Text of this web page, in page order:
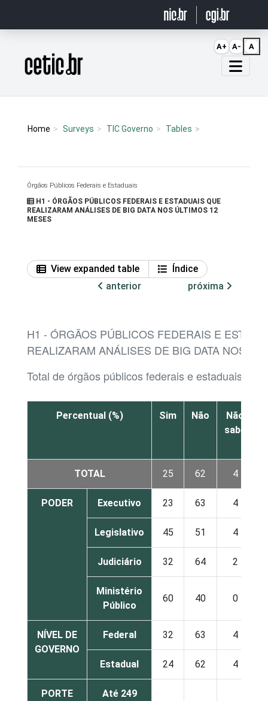
Página inicial
Home Surveys TIC Governo Tables
Órgãos Públicos Federais e Estaduais
H1 - ÓRGÃOS PÚBLICOS FEDERAIS E ESTADUAIS QUE
REALIZARAM ANÁLISES DE BIG DATA NOS ÚLTIMOS 12
MESES
View expanded table
Índice
anterior
próxima
H1 - ÓRGÃOS PÚBLICOS FEDERAIS E
REALIZARAM ANÁLISES DE BIG DATA NOS
Total de órgãos públicos federais e estaduais
Percentual (%) Sim Não
Não
sabe
TOTAL 25 62 4
PODER Executivo 23 63 4
Legislativo 45 51 4
Judiciário 32 64 2
Ministério
Público
60 40 0
NÍVEL DE
GOVERNO
Federal 32 63 4
Estadual 24 62 4
PORTE
Até 249
A+ A- A